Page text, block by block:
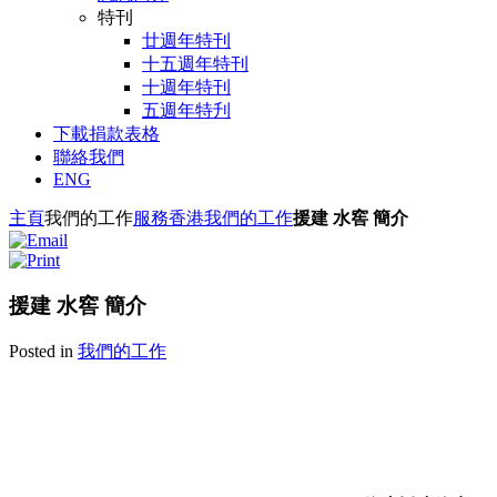
特刊
廿週年特刊
十五週年特刊
十週年特刊
五週年特刋
下載捐款表格
聯絡我們
ENG
主頁我們的工作服務香港我們的工作援建 水窖 簡介
援建 水窖 簡介
Posted in 我們的工作